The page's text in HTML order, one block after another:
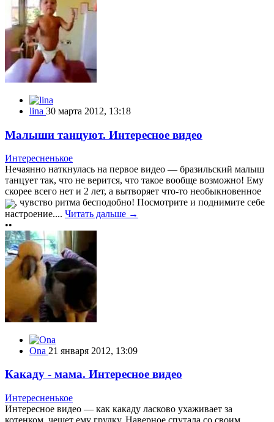
lina 30 марта 2012, 13:18
Малыши танцуют. Интересное видео
Интересненькое
Нечаянно наткнулась на первое видео — бразильский малыш
танцует так, что не верится, что такое вообще возможно! Ему
скорее всего нет и 2 лет, а вытворяет что-то необыкновенное
, чувство ритма бесподобно! Посмотрите и поднимите себе
настроение.... Читать дальше →
••
Ona 21 января 2012, 13:09
Какаду - мама. Интересное видео
Интересненькое
Интересное видео — как какаду ласково ухаживает за
котенком, чешет ему грудку. Наверное спутала со своим